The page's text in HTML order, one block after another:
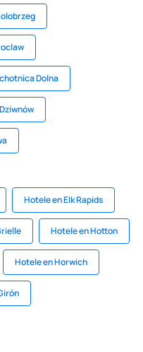
Dolna
Hotele en Elk Rapids
Hotele en Hotton
Hotele en Horwich